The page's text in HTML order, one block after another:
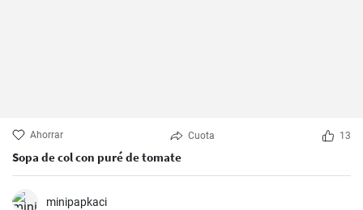
Ahorrar Cuota 13
Sopa de col con puré de tomate
minipapkaci